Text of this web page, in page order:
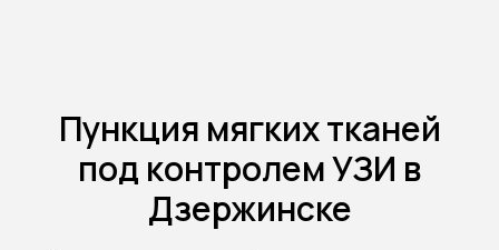
Пункция мягких тканей
под контролем УЗИ в
Дзержинске